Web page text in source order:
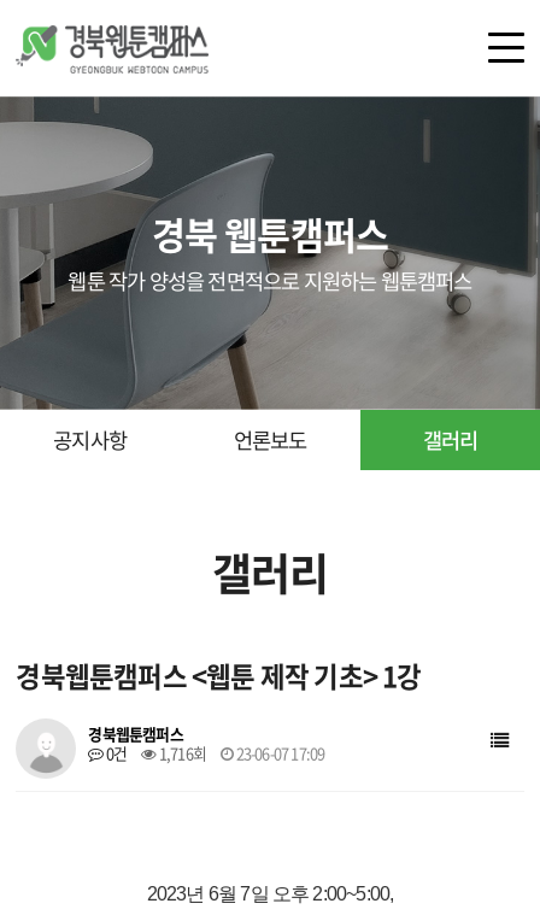
공간 안내
오시는 길
언론보도
웹툰배경에셋
브랜드웹툰
경북 웹툰캠퍼스
웹툰 작가 양성을 전면적으로 지원하는 웹툰캠퍼스
공지사항 언론보도 갤러리
갤러리
경북웹툰캠퍼스 <웹툰 제작 기초> 1강
경북웹툰캠퍼스
0건
1,716회 23-06-07 17:09
2023년 6월 7일 오후 2:00~5:00,